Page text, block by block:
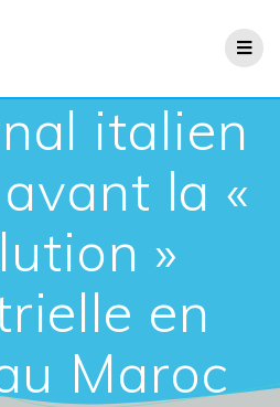
italien
la «
»
en
Maroc